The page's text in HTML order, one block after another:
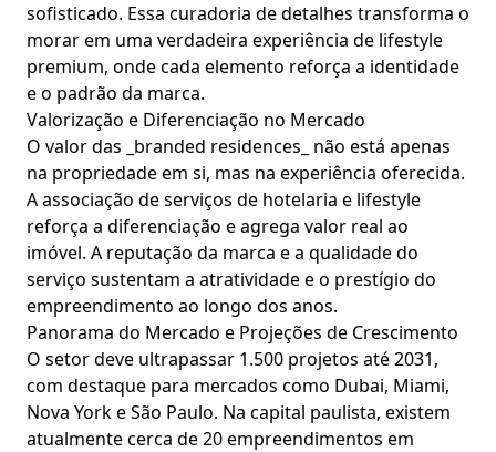
sofisticado. Essa curadoria de detalhes transforma o
morar em uma verdadeira experiência de lifestyle
premium, onde cada elemento reforça a identidade
e o padrão da marca.
Valorização e Diferenciação no Mercado
O valor das _branded residences_ não está apenas
na propriedade em si, mas na experiência oferecida.
A associação de serviços de hotelaria e lifestyle
reforça a diferenciação e agrega valor real ao
imóvel. A reputação da marca e a qualidade do
serviço sustentam a atratividade e o prestígio do
empreendimento ao longo dos anos.
Panorama do Mercado e Projeções de Crescimento
O setor deve ultrapassar 1.500 projetos até 2031,
com destaque para mercados como Dubai, Miami,
Nova York e São Paulo. Na capital paulista, existem
atualmente cerca de 20 empreendimentos em